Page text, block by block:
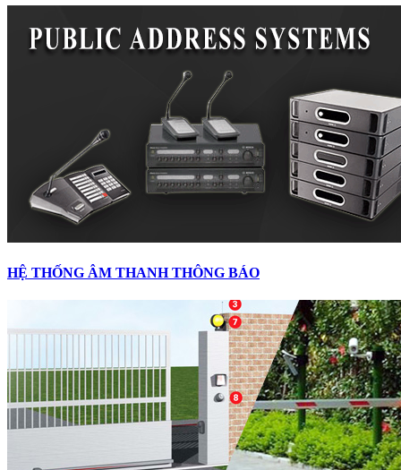
HỆ THỐNG ÂM THANH THÔNG BÁO